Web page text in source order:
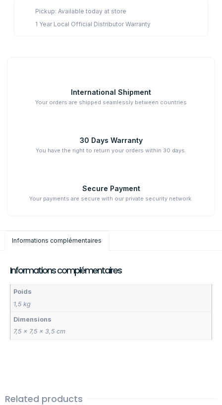
Pickup: Available today at store
1 Year Local Official Distributor Warranty
International Shipment
Your orders are shipped seamlessly between countries
30 Days Warranty
You have the right to return your orders within 30 days.
Secure Payment
Your payments are secure with our private security network.
Informations complémentaires
Informations complémentaires
Poids
1,5 kg
Dimensions
7,5 × 7,5 × 3,5 cm
Related products